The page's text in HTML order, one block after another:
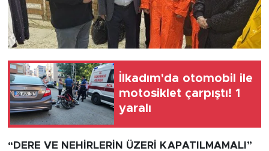
İlkadım'da otomobil ile
motosiklet çarpıştı! 1
yaralı
“DERE VE NEHİRLERİN ÜZERİ KAPATILMAMALI”